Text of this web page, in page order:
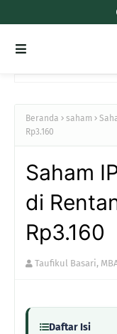
Beranda saham
Rp3.160
Saham
di
Rp3.160
Taufikul Basari,
Daftar Isi